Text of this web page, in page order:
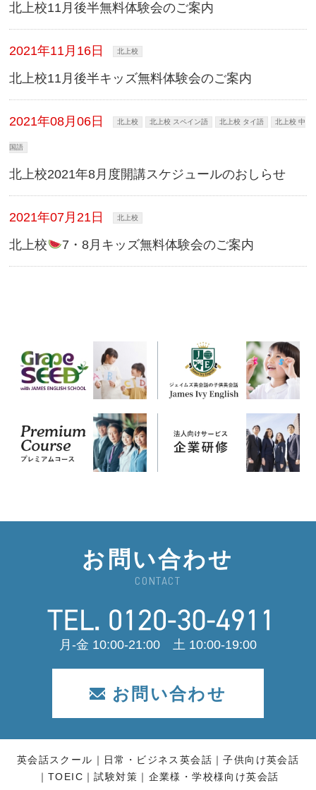
北上校11月後半無料体験会のご案内
2021年11月16日 北上校
北上校11月後半キッズ無料体験会のご案内
2021年08月06日 北上校 北上校 スペイン語 北上校 タイ語 北上校 中
国語
北上校2021年8月度開講スケジュールのおしらせ
2021年07月21日 北上校
北上校 7・8月キッズ無料体験会のご案内
お問い合わせ
CONTACT
月-金 10:00-21:00 土 10:00-19:00
お問い合わせ
英会話スクール 日常・ビジネス英会話
子供向け英会話
TOEIC
試験対策 企業様・学校様向け英会話